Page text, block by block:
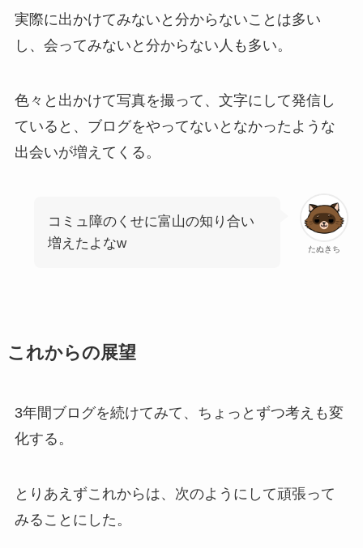
実際に出かけてみないと分からないことは多い
し、会ってみないと分からない人も多い。
色々と出かけて写真を撮って、文字にして発信し
ていると、ブログをやってないとなかったような
出会いが増えてくる。
たぬきち
コミュ障のくせに富山の知り合い
増えたよなw
これからの展望
3年間ブログを続けてみて、ちょっとずつ考えも変
化する。
とりあえずこれからは、次のようにして頑張って
みることにした。